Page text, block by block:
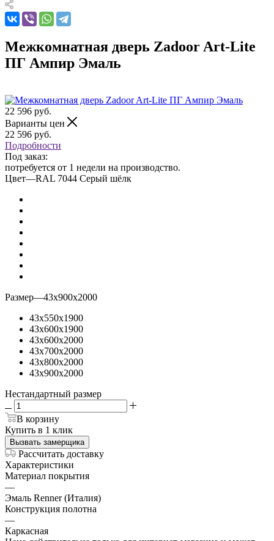
Межкомнатная дверь Zadoor Art-Lite
ПГ Ампир Эмаль
22 596 руб.
Варианты цен
22 596 руб.
Подробности
Под заказ:
потребуется от 1 недели на производство.
Цвет—RAL 7044 Серый шёлк
Размер—43х900х2000
43х550х1900
43х600х1900
43х600х2000
43х700х2000
43х800х2000
43х900х2000
Нестандартный размер
В корзину
Купить в 1 клик
Вызвать замерщика
Рассчитать доставку
Характеристики
Материал покрытия
—
Эмаль Renner (Италия)
Конструкция полотна
—
Каркасная